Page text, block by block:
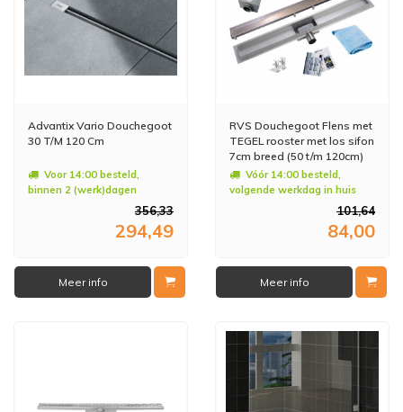
Advantix Vario Douchegoot
30 T/M 120 Cm
Voor 14:00 besteld,
binnen 2 (werk)dagen
356,33
294,49
Meer info
RVS Douchegoot Flens met
TEGEL rooster met los sifon
7cm breed (50 t/m 120cm)
Vóór 14:00 besteld,
volgende werkdag in huis
101,64
84,00
Meer info